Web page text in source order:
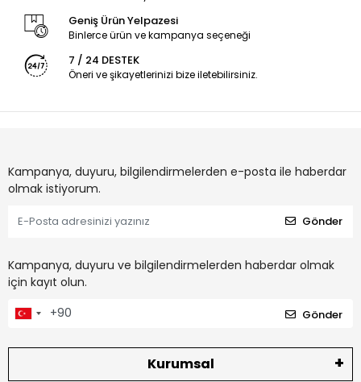
Geniş Ürün Yelpazesi
Binlerce ürün ve kampanya seçeneği
7 / 24 DESTEK
Öneri ve şikayetlerinizi bize iletebilirsiniz.
Kampanya, duyuru, bilgilendirmelerden e-posta ile haberdar
olmak istiyorum.
Gönder
Kampanya, duyuru ve bilgilendirmelerden haberdar olmak
için kayıt olun.
Gönder
Kurumsal